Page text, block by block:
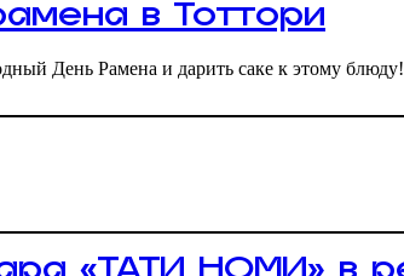
в Тоттори
День Рамена и дарить саке к этому блюду!